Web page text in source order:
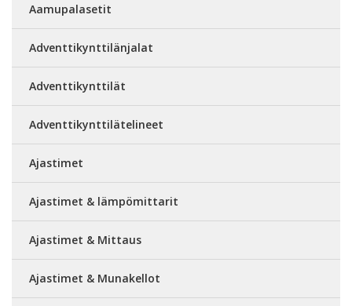
Aamupalasetit
Adventtikynttilänjalat
Adventtikynttilät
Adventtikynttilätelineet
Ajastimet
Ajastimet & lämpömittarit
Ajastimet & Mittaus
Ajastimet & Munakellot